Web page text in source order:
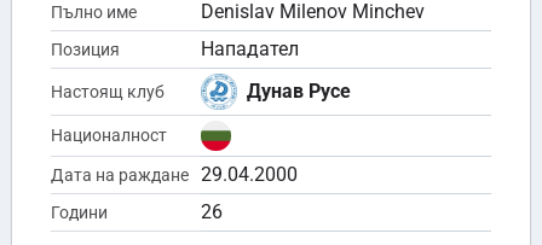
Пълно име Denislav Milenov Minchev
Позиция Нападател
Настоящ клуб Дунав Русе
Националност
Дата на раждане 29.04.2000
Години 26